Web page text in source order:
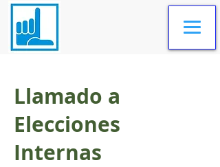
Llamado a
Elecciones
Internas